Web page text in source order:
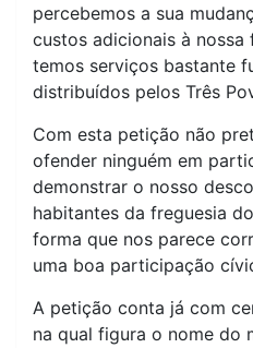
percebemos a sua
custos adicionais à nossa
temos serviços bastante
distribuídos pelos Três
Com esta petição não
ofender ninguém em
demonstrar o nosso
habitantes da freguesia
forma que nos parece
uma boa participação
A petição conta já com
na qual figura o nome do